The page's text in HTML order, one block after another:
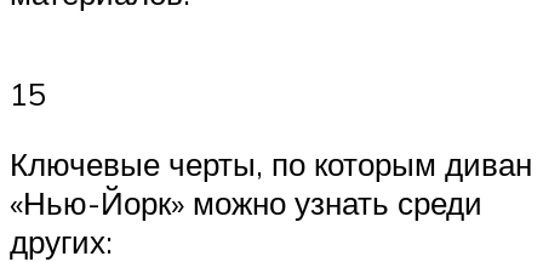
15
Ключевые черты, по которым диван
«Нью-Йорк» можно узнать среди
других: